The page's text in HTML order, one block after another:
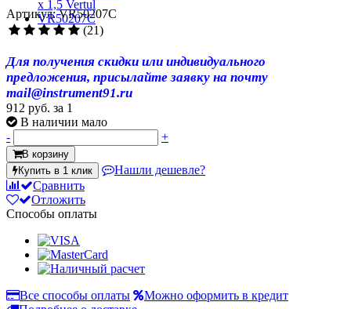
Артикул: VR50207C
(21)
Для получения скидки или индивидуального
предложения, присылайте заявку на почту
mail@instrument91.ru
912 руб. за 1
В наличии мало
-
+
В корзину
Купить в 1 клик
Нашли дешевле?
Сравнить
Отложить
Способы оплаты
Все способы оплаты
Можно оформить в кредит